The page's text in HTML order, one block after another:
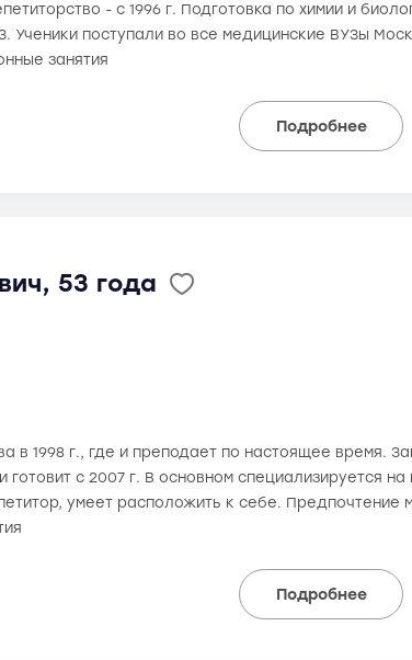
- c 1996 г. Подготовка по химии и
Ученики поступали во все медицинские ВУЗы
занятия
Подробнее
53 года
в 1998 г., где и преподает по настоящее время.
готовит с 2007 г. В основном специализируется
умеет расположить к себе. Предпочтение
Подробнее